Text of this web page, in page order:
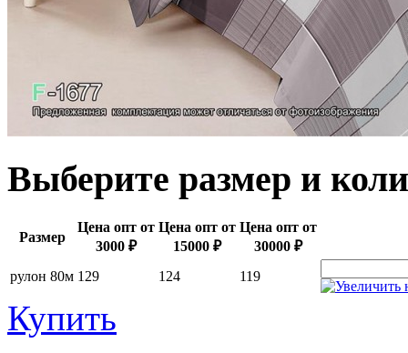
Выберите размер и
Размер
Цена опт от
3000 ₽
Цена опт от
15000 ₽
Цена опт от
30000 ₽
рулон 80м 129 124 119
Купить